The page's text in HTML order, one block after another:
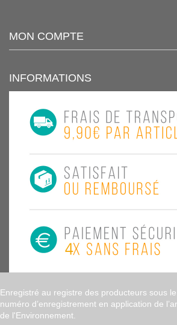
MON COMPTE
INFORMATIONS
Enregistré au registre des producteurs sous
numéro d’enregistrement en application de
de l'Environnement.